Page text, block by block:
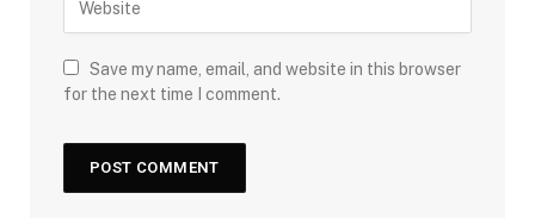
Save my name, email, and website in this browser
for the next time I comment.